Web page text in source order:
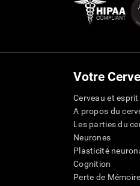
Votre
Cerveau et esprit
A propos du
Les parties du
Neurones
Plasticité
Cognition
Perte de Mémoire